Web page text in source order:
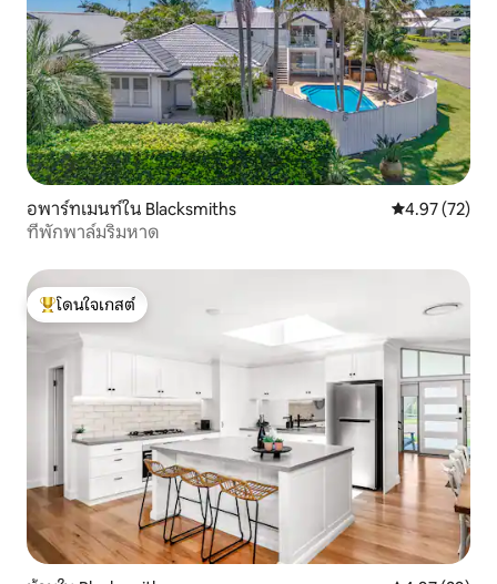
อพาร์ทเมนท์ใน Blacksmiths คะแนนเฉลี่ย
4.97 (72)
ที่พักพาล์มริมหาด
โดนใจเกสต์ที่สุด
โดนใจเกสต์